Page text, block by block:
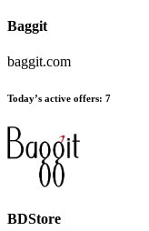
Baggit
baggit.com
Today’s active offers: 7
BDStore